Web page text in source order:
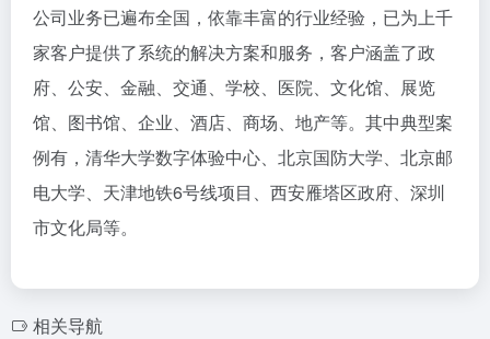
公司业务已遍布全国，依靠丰富的行业经验，已为上千
家客户提供了系统的解决方案和服务，客户涵盖了政
府、公安、金融、交通、学校、医院、文化馆、展览
馆、图书馆、企业、酒店、商场、地产等。其中典型案
例有，清华大学数字体验中心、北京国防大学、北京邮
电大学、天津地铁6号线项目、西安雁塔区政府、深圳
市文化局等。
相关导航